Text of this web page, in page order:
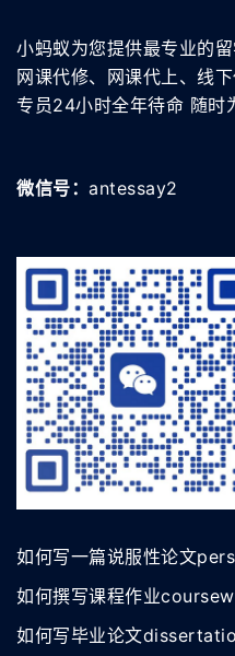
小蚂蚁为您提供最专业的
网课代修、网课代上、线
专员24小时全年待命 随时
微信号： antessay2
如何写一篇说服性论文
如何撰写课程作业
如何写毕业论文